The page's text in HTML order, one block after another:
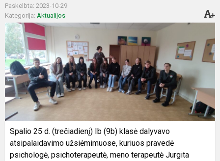
Paskelbta: 2023-10-29
Kategorija: Aktualijos
Spalio 25 d. (trečiadienį) Ib (9b) klasė dalyvavo
atsipalaidavimo užsiėmimuose, kuriuos pravedė
psichologė, psichoterapeutė, meno terapeutė Jurgita